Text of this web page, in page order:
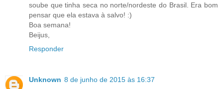
soube que tinha seca no norte/nordeste do Brasil. Era bom
pensar que ela estava à salvo! :)
Boa semana!
Beijus,
Responder
Unknown 8 de junho de 2015 às 16:37